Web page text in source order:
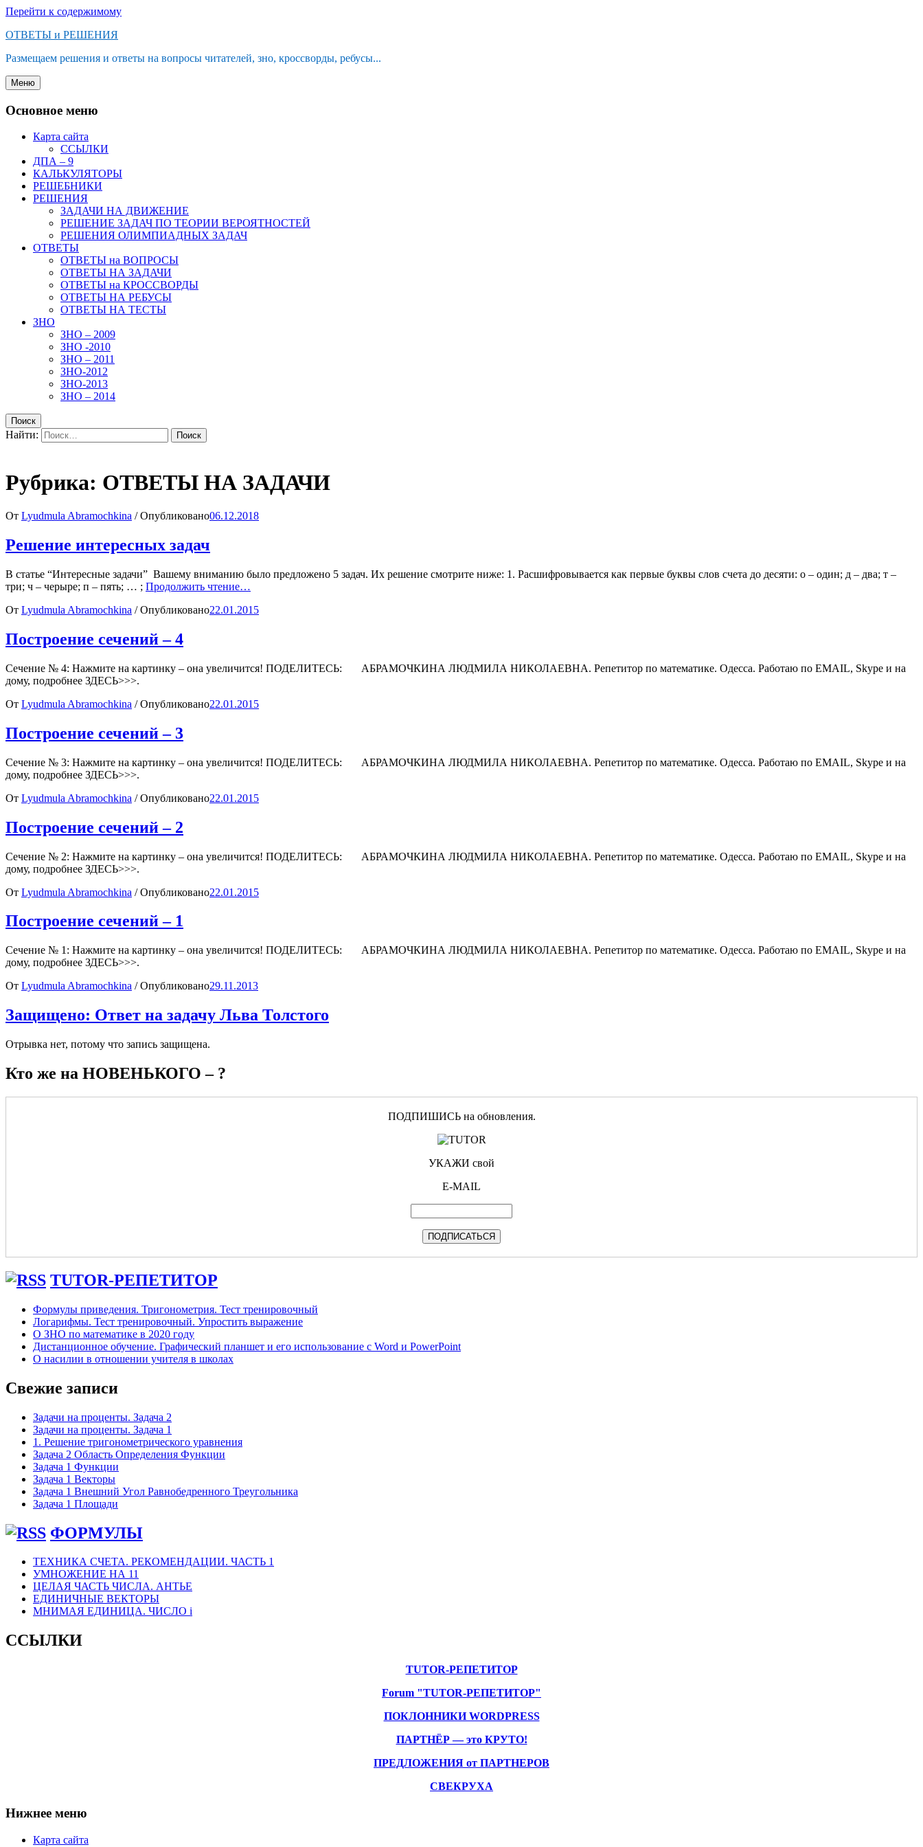
Перейти к содержимому
ОТВЕТЫ и РЕШЕНИЯ
Размещаем решения и ответы на вопросы читателей, зно, кроссворды, ребусы...
Меню
Основное меню
Карта сайта
ССЫЛКИ
ДПА – 9
КАЛЬКУЛЯТОРЫ
РЕШЕБНИКИ
РЕШЕНИЯ
ЗАДАЧИ НА ДВИЖЕНИЕ
РЕШЕНИЕ ЗАДАЧ ПО ТЕОРИИ ВЕРОЯТНОСТЕЙ
РЕШЕНИЯ ОЛИМПИАДНЫХ ЗАДАЧ
ОТВЕТЫ
ОТВЕТЫ на ВОПРОСЫ
ОТВЕТЫ НА ЗАДАЧИ
ОТВЕТЫ на КРОССВОРДЫ
ОТВЕТЫ НА РЕБУСЫ
ОТВЕТЫ НА ТЕСТЫ
ЗНО
ЗНО – 2009
ЗНО -2010
ЗНО – 2011
ЗНО-2012
ЗНО-2013
ЗНО – 2014
Поиск
Найти: Поиск
Рубрика: ОТВЕТЫ НА ЗАДАЧИ
От Lyudmula Abramochkina /Опубликовано06.12.2018
Решение интересных задач
В статье “Интересные задачи” Вашему вниманию было предложено 5 задач. Их решение смотрите ниже: 1. Расшифровывается как первые буквы слов счета до десяти: о – один; д – два; т –
три; ч – черыре; п – пять; … ; Продолжить чтение…
От Lyudmula Abramochkina /Опубликовано22.01.2015
Построение сечений – 4
Сечение № 4: Нажмите на картинку – она увеличится! ПОДЕЛИТЕСЬ: АБРАМОЧКИНА ЛЮДМИЛА НИКОЛАЕВНА. Репетитор по математике. Одесса. Работаю по EMAIL, Skype и на
дому, подробнее ЗДЕСЬ>>>.
От Lyudmula Abramochkina /Опубликовано22.01.2015
Построение сечений – 3
Сечение № 3: Нажмите на картинку – она увеличится! ПОДЕЛИТЕСЬ: АБРАМОЧКИНА ЛЮДМИЛА НИКОЛАЕВНА. Репетитор по математике. Одесса. Работаю по EMAIL, Skype и на
дому, подробнее ЗДЕСЬ>>>.
От Lyudmula Abramochkina /Опубликовано22.01.2015
Построение сечений – 2
Сечение № 2: Нажмите на картинку – она увеличится! ПОДЕЛИТЕСЬ: АБРАМОЧКИНА ЛЮДМИЛА НИКОЛАЕВНА. Репетитор по математике. Одесса. Работаю по EMAIL, Skype и на
дому, подробнее ЗДЕСЬ>>>.
От Lyudmula Abramochkina /Опубликовано22.01.2015
Построение сечений – 1
Сечение № 1: Нажмите на картинку – она увеличится! ПОДЕЛИТЕСЬ: АБРАМОЧКИНА ЛЮДМИЛА НИКОЛАЕВНА. Репетитор по математике. Одесса. Работаю по EMAIL, Skype и на
дому, подробнее ЗДЕСЬ>>>.
От Lyudmula Abramochkina /Опубликовано29.11.2013
Защищено: Ответ на задачу Льва Толстого
Отрывка нет, потому что запись защищена.
Кто же на НОВЕНЬКОГО – ?
ПОДПИШИСЬ на обновления.
УКАЖИ свой
E-MAIL
TUTOR-РЕПЕТИТОР
Формулы приведения. Тригонометрия. Тест тренировочный
Логарифмы. Тест тренировочный. Упростить выражение
О ЗНО по математике в 2020 году
Дистанционное обучение. Графический планшет и его использование с Word и PowerPoint
О насилии в отношении учителя в школах
Свежие записи
Задачи на проценты. Задача 2
Задачи на проценты. Задача 1
1. Решение тригонометрического уравнения
Задача 2 Область Определения Функции
Задача 1 Функции
Задача 1 Векторы
Задача 1 Внешний Угол Равнобедренного Треугольника
Задача 1 Площади
ФОРМУЛЫ
ТЕХНИКА СЧЕТА. РЕКОМЕНДАЦИИ. ЧАСТЬ 1
УМНОЖЕНИЕ НА 11
ЦЕЛАЯ ЧАСТЬ ЧИСЛА. АНТЬЕ
ЕДИНИЧНЫЕ ВЕКТОРЫ
МНИМАЯ ЕДИНИЦА. ЧИСЛО i
ССЫЛКИ
TUTOR-РЕПЕТИТОР
Forum "TUTOR-РЕПЕТИТОР"
ПОКЛОННИКИ WORDPRESS
ПАРТНЁР — это КРУТО!
ПРЕДЛОЖЕНИЯ от ПАРТНЕРОВ
СВЕКРУХА
Нижнее меню
Карта сайта